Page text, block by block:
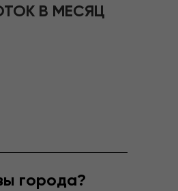
города?
В МЕСЯЦ